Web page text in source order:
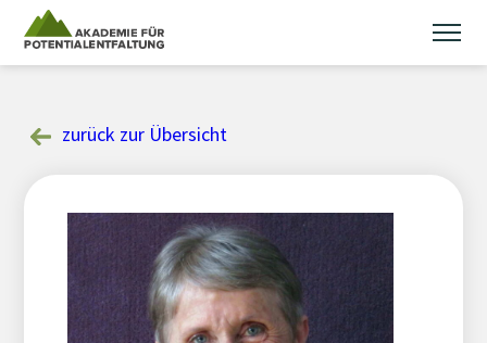
content
zurück zur Übersicht